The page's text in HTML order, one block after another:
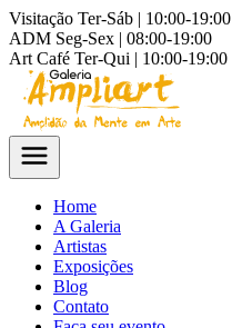
Visitação Ter-Sáb | 10:00-19:00
ADM Seg-Sex | 08:00-19:00
Art Café Ter-Qui | 10:00-19:00
Home
A Galeria
Artistas
Exposições
Blog
Contato